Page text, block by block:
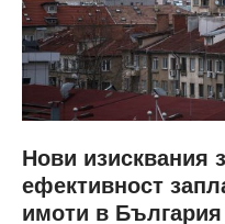
Нови изисквания
ефективност
имоти в България